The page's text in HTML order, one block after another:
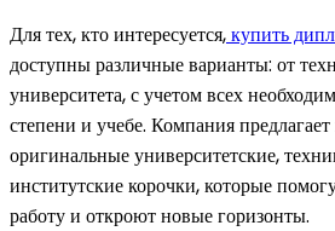
Для тех, кто интересуется,купить
доступны различные варианты: от
университета, с учетом всех
степени и учебе. Компания
оригинальные университетские,
институтские корочки, которые
работу и откроют новые горизонты.